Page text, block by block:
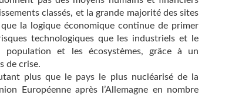
classés, et la grande majorité des sites
la logique économique continue de primer
technologiques que les industriels et le
et les écosystèmes, grâce à un
de crise.
plus que le pays le plus nucléarisé de la
Européenne après l’Allemagne en nombre